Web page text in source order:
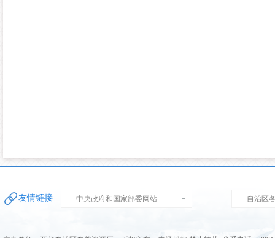
友情链接 中央政府和国家部委网站 自治区